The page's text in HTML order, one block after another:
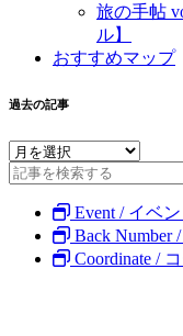
旅の手帖
ル】
おすすめマップ
過去の記事
Event / イベン
Back Number
Coordinate /